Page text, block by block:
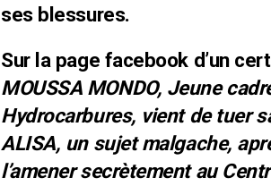
ses blessures.
Sur la page facebook d’un
MOUSSA MONDO, Jeune
Hydrocarbures, vient de tuer
ALISA, un sujet malgache,
l’amener secrètement au